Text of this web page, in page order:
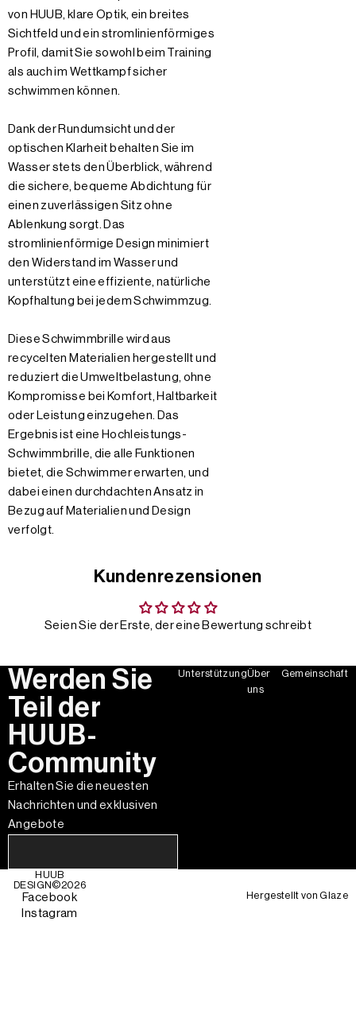
von HUUB, klare Optik, ein breites
Sichtfeld und ein stromlinienförmiges
Profil, damit Sie sowohl beim Training
als auch im Wettkampf sicher
schwimmen können.
Dank der Rundumsicht und der
optischen Klarheit behalten Sie im
Wasser stets den Überblick, während
die sichere, bequeme Abdichtung für
einen zuverlässigen Sitz ohne
Ablenkung sorgt. Das
stromlinienförmige Design minimiert
den Widerstand im Wasser und
unterstützt eine effiziente, natürliche
Kopfhaltung bei jedem Schwimmzug.
Diese Schwimmbrille wird aus
recycelten Materialien hergestellt und
reduziert die Umweltbelastung, ohne
Kompromisse bei Komfort, Haltbarkeit
oder Leistung einzugehen. Das
Ergebnis ist eine Hochleistungs-
Schwimmbrille, die alle Funktionen
bietet, die Schwimmer erwarten, und
dabei einen durchdachten Ansatz in
Bezug auf Materialien und Design
verfolgt.
Kundenrezensionen
Seien Sie der Erste, der eine Bewertung schreibt
Werden Sie
Teil der
HUUB-
Community
Erhalten Sie die neuesten
Nachrichten und exklusiven
Angebote
UnterstützungÜber
uns
Gemeinschaft
HUUB
DESIGN©2026
Facebook
Instagram
Hergestellt vonGlaze